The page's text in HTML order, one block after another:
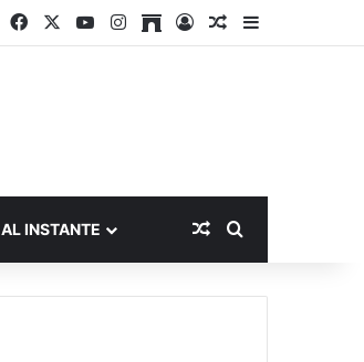
FacebookYouTubeInstagram
ArchiveAccesoPublicación al
Barra lateral
AL INSTANTE Publicación al
Buscar por